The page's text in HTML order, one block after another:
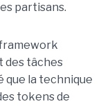
partisans.
des tâches
que la technique
tokens de